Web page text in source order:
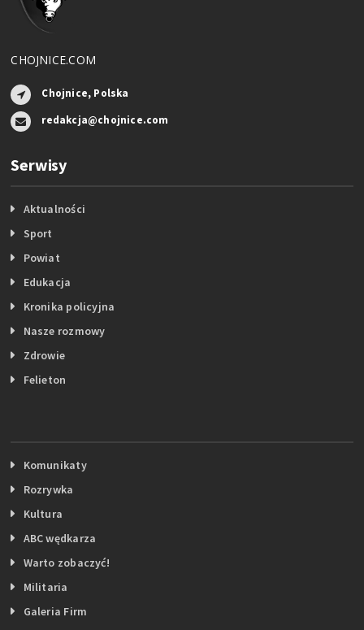
CHOJNICE.COM
Chojnice, Polska
redakcja@chojnice.com
Serwisy
Aktualności
Sport
Powiat
Edukacja
Kronika policyjna
Nasze rozmowy
Zdrowie
Felieton
Komunikaty
Rozrywka
Kultura
ABC wędkarza
Warto zobaczyć!
Militaria
Galeria Firm